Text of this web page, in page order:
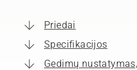
Priedai
Specifikacijos
Gedimų